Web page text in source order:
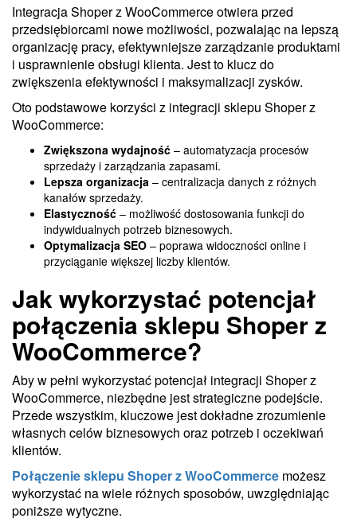
Integracja Shoper z WooCommerce otwiera przed
przedsiębiorcami nowe możliwości, pozwalając na lepszą
organizację pracy, efektywniejsze zarządzanie produktami
i usprawnienie obsługi klienta. Jest to klucz do
zwiększenia efektywności i maksymalizacji zysków.
Oto podstawowe korzyści z integracji sklepu Shoper z
WooCommerce:
Zwiększona wydajność – automatyzacja procesów
sprzedaży i zarządzania zapasami.
Lepsza organizacja – centralizacja danych z różnych
kanałów sprzedaży.
Elastyczność – możliwość dostosowania funkcji do
indywidualnych potrzeb biznesowych.
Optymalizacja SEO – poprawa widoczności online i
przyciąganie większej liczby klientów.
Jak wykorzystać potencjał
połączenia sklepu Shoper z
WooCommerce?
Aby w pełni wykorzystać potencjał integracji Shoper z
WooCommerce, niezbędne jest strategiczne podejście.
Przede wszystkim, kluczowe jest dokładne zrozumienie
własnych celów biznesowych oraz potrzeb i oczekiwań
klientów.
Połączenie sklepu Shoper z WooCommerce możesz
wykorzystać na wiele różnych sposobów, uwzględniając
poniższe wytyczne.